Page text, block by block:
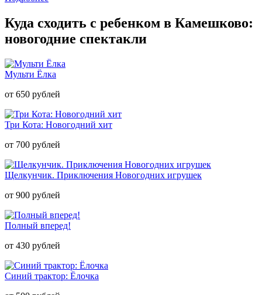
Куда сходить с ребенком в Камешково:
новогодние спектакли
Мульти Ёлка
от 650 рублей
Три Кота: Новогодний хит
от 700 рублей
Щелкунчик. Приключения Новогодних игрушек
от 900 рублей
Полный вперед!
от 430 рублей
Синий трактор: Ёлочка